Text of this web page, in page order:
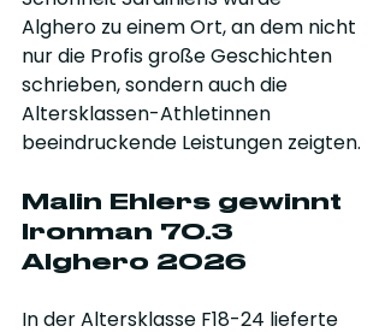
Alghero zu einem Ort, an dem nicht
nur die Profis große Geschichten
schrieben, sondern auch die
Altersklassen-Athletinnen
beeindruckende Leistungen zeigten.
Malin Ehlers gewinnt
Ironman 70.3
Alghero 2026
In der Altersklasse F18-24 lieferte